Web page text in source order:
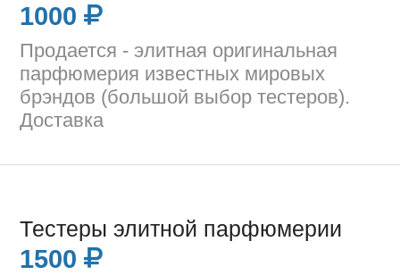
1000
Продается - элитная оригинальная
парфюмерия известных мировых
брэндов (большой выбор тестеров).
Доставка
Тестеры элитной парфюмерии
1500